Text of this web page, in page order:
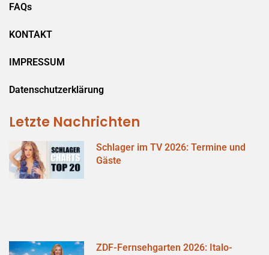
FAQs
KONTAKT
IMPRESSUM
Datenschutzerklärung
Letzte Nachrichten
Schlager im TV 2026: Termine und
Gäste
ZDF-Fernsehgarten 2026: Italo-